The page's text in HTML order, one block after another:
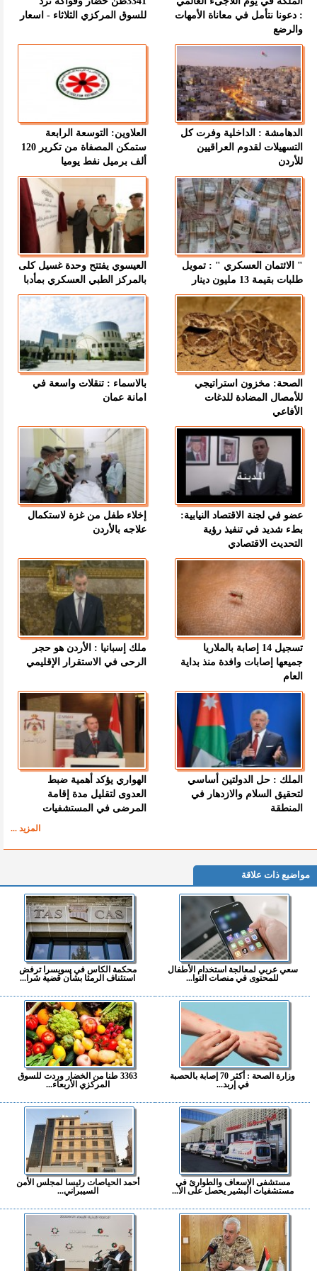
: دعونا نتأمل في معاناة الأمهات
والرضع
للسوق المركزي الثلاثاء - اسعار
الدهامشة : الداخلية وفرت كل
التسهيلات لقدوم العراقيين
للأردن
العلاوين: التوسعة الرابعة
ستمكن المصفاة من تكرير 120
ألف برميل نفط يوميا
" الائتمان العسكري " : تمويل
طلبات بقيمة 13 مليون دينار
العيسوي يفتتح وحدة غسيل كلى
بالمركز الطبي العسكري بمأدبا
الصحة: مخزون استراتيجي
للأمصال المضادة للدغات
الأفاعي
بالاسماء : تنقلات واسعة في
امانة عمان
عضو في لجنة الاقتصاد النيابية:
بطء شديد في تنفيذ رؤية
التحديث الاقتصادي
إخلاء طفل من غزة لاستكمال
علاجه بالأردن
تسجيل 14 إصابة بالملاريا
جميعها إصابات وافدة منذ بداية
العام
ملك إسبانيا : الأردن هو حجر
الرحى في الاستقرار الإقليمي
الملك : حل الدولتين أساسي
لتحقيق السلام والازدهار في
المنطقة
الهواري يؤكد أهمية ضبط
العدوى لتقليل مدة إقامة
المرضى في المستشفيات
المزيد ...
مواضيع ذات علاقة
سعي عربي لمعالجة استخدام الأطفال
للمحتوى في منصات التوا...
محكمة الكاس في سويسرا ترفض
استئناف الرمثا بشأن قضية شرا...
وزارة الصحة : أكثر 70 إصابة بالحصبة
في إربد...
3363 طنا من الخضار وردت للسوق
المركزي الأربعاء...
مستشفى الإسعاف والطوارئ في
مستشفيات البشير يحصل على الا...
أحمد الحياصات رئيسا لمجلس الأمن
السيبراني...